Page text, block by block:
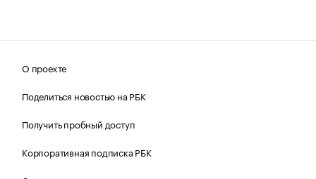
О проекте
Поделиться новостью на РБК
Получить пробный доступ
Корпоративная подписка РБК